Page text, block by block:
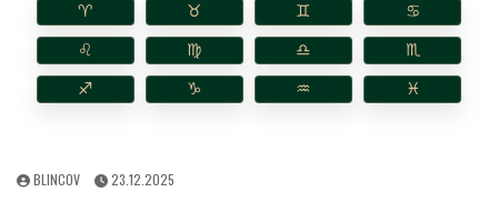
♈︎ ♉︎ ♊︎ ♋︎
♌︎ ♍︎ ♎︎ ♏︎
♐︎ ♑︎ ♒︎ ♓︎
AUTHOR:
BLINCOV
PUBLISHED
23.12.2025